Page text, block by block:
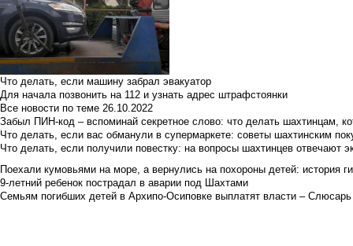
Что делать, если машину забрал эвакуатор
Для начала позвонить на 112 и узнать адрес штрафстоянки
Все новости по теме 26.10.2022
Забыл ПИН-код – вспоминай секретное слово: что делать шахтинцам,
Что делать, если вас обманули в супермаркете: советы шахтинским
Что делать, если получили повестку: на вопросы шахтинцев отвечают
Поехали кумовьями на море, а вернулись на похороны детей: история
9-летний ребенок пострадал в аварии под Шахтами
Семьям погибших детей в Архипо-Осиповке выплатят власти – Слюсарь